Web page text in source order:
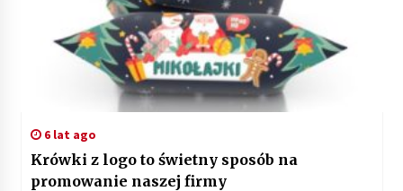
6 lat ago
Krówki z logo to świetny sposób na
promowanie naszej firmy